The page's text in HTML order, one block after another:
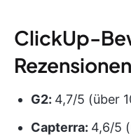
ClickUp-
Rezensionen
G2: 4,7/5 (über
Capterra: 4,6/5